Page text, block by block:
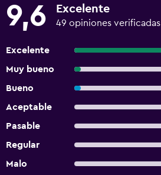
9,6 Excelente
49 opiniones verificadas
Excelente
Muy bueno
Bueno
Aceptable
Pasable
Regular
Malo